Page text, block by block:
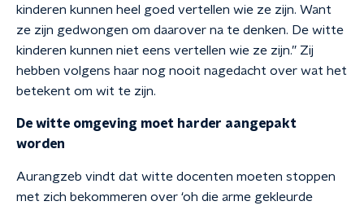
kinderen kunnen heel goed vertellen wie ze zijn. Want
ze zijn gedwongen om daarover na te denken. De witte
kinderen kunnen niet eens vertellen wie ze zijn.” Zij
hebben volgens haar nog nooit nagedacht over wat het
betekent om wit te zijn.
De witte omgeving moet harder aangepakt
worden
Aurangzeb vindt dat witte docenten moeten stoppen
met zich bekommeren over ‘oh die arme gekleurde